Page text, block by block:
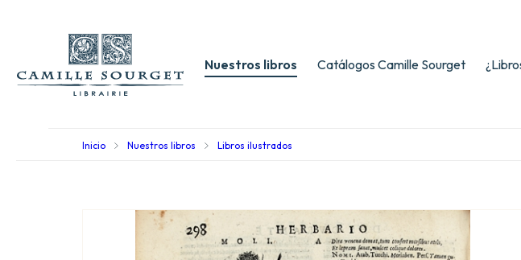
Nuestros libros Catálogos Camille Sourget
Inicio Nuestros libros Libros ilustrados